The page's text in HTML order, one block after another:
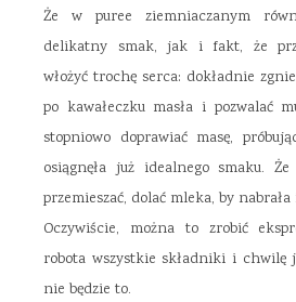
Że w puree ziemniaczanym
delikatny smak, jak i fakt, że
włożyć trochę serca: dokładnie
po kawałeczku masła i pozwalać
stopniowo doprawiać masę,
osiągnęła już idealnego smaku.
przemieszać, dolać mleka, by
Oczywiście, można to zrobić
robota wszystkie składniki i chwilę
nie będzie to.